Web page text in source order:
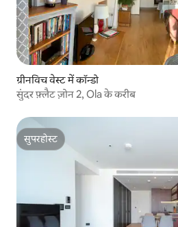
ग्रीनविच वेस्ट में कॉन्डो
सुंदर फ़्लैट ज़ोन 2, Ola के करीब
सुपरहोस्ट
सुपरहोस्ट